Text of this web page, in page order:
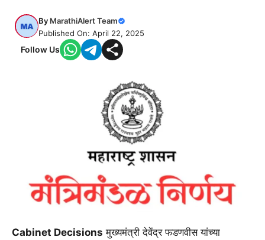
By MarathiAlert Team
Published On: April 22, 2025
Follow Us
Cabinet Decisions मुख्यमंत्री देवेंद्र फडणवीस यांच्या